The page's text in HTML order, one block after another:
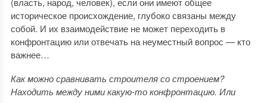
историческое происхождение, глубоко связаны между
собой. И их взаимодействие не может переходить в
конфронтацию или отвечать на неуместный вопрос — кто
важнее…
Как можно сравнивать строителя со строением?
Находить между ними какую-то конфронтацию. Или